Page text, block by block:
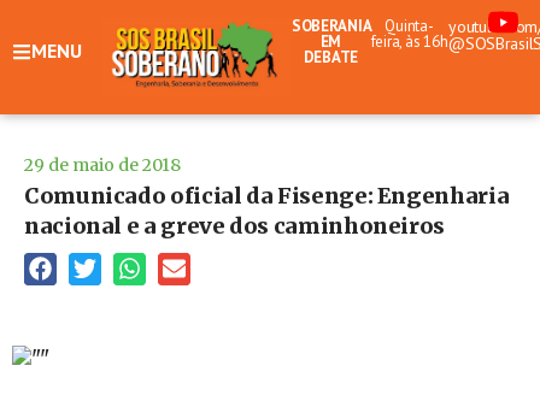
MENU
SOBERANIA
EM
DEBATE
Quinta-
feira, às 16h
29 de maio de 2018
Comunicado oficial da Fisenge: Engenharia
nacional e a greve dos caminhoneiros